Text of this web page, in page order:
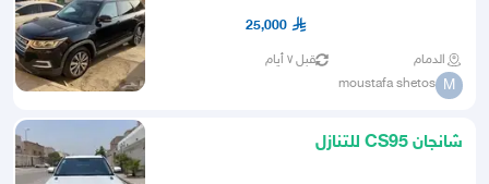
25,000
الدمام قبل ٧ أيام
M
moustafa shetos
شانجان CS95 للتنازل